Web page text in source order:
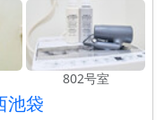
802号室
池袋